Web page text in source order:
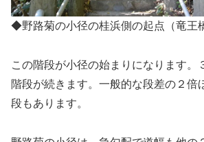
◆野路菊の小径の桂浜側の起点（竜王
この階段が小径の始まりになります。
階段が続きます。一般的な段差の２倍
段もあります。